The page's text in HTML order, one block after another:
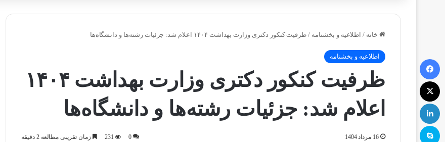
خانه / اطلاعیه و بخشنامه‌ / ظرفیت کنکور دکتری وزارت بهداشت ۱۴۰۴ اعلام شد: جزئیات رشته‌ها و دانشگاه‌ها
اطلاعیه و بخشنامه‌
ظرفیت کنکور دکتری وزارت بهداشت ۱۴۰۴
اعلام شد: جزئیات رشته‌ها و دانشگاه‌ها
16 مرداد 1404 0
231 زمان تقریبی مطالعه 2 دقیقه